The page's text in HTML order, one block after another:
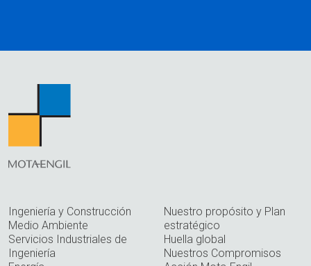
Ingeniería y Construcción
Medio Ambiente
Servicios Industriales de
Ingeniería
Nuestro propósito y Plan
estratégico
Huella global
Nuestros Compromisos